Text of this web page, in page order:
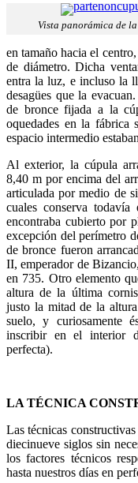
Vista panorámica de
en tamaño hacia el
de diámetro. Dicha
entra la luz, e incluso la
desagües que la
de bronce fijada a la
oquedades en la fábrica
espacio intermedio
Al exterior, la cúpula
8,40 m por encima del
articulada por medio de
cuales conserva
encontraba cubierto por
excepción del perímetro
de bronce fueron
II, emperador de
en 735. Otro elemento
altura de la última
justo la mitad de la
suelo, y curiosamente
inscribir en el interior
perfecta).
LA TÉCNICA
Las técnicas
diecinueve siglos sin
los factores técnicos
hasta nuestros días en